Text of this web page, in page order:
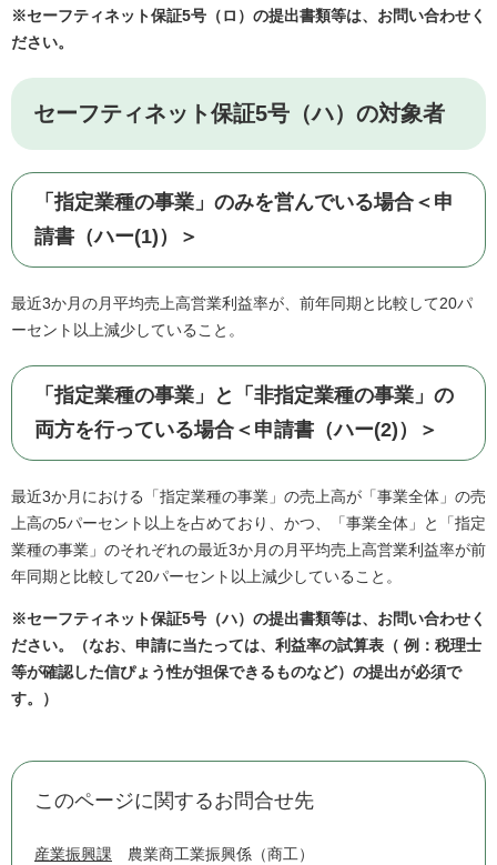
※セーフティネット保証5号（ロ）の提出書類等は、お問い合わせく
ださい。
セーフティネット保証5号（ハ）の対象者
「指定業種の事業」のみを営んでいる場合＜申
請書（ハー(1)）＞
最近3か月の月平均売上高営業利益率が、前年同期と比較して20パ
ーセント以上減少していること。
「指定業種の事業」と「非指定業種の事業」の
両方を行っている場合＜申請書（ハー(2)）＞
最近3か月における「指定業種の事業」の売上高が「事業全体」の売
上高の5パーセント以上を占めており、かつ、「事業全体」と「指定
業種の事業」のそれぞれの最近3か月の月平均売上高営業利益率が前
年同期と比較して20パーセント以上減少していること。
※セーフティネット保証5号（ハ）の提出書類等は、お問い合わせく
ださい。（なお、申請に当たっては、利益率の試算表（ 例：税理士
等が確認した信ぴょう性が担保できるものなど​）の提出が必須で
す。）
このページに関するお問合せ先
産業振興課 農業商工業振興係（商工）